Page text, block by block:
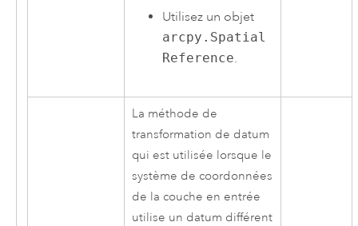
Utilisez un objet
arcpy.Spatial
Reference.
La méthode de
transformation de datum
qui est utilisée lorsque le
système de coordonnées
de la couche en entrée
utilise un datum différent